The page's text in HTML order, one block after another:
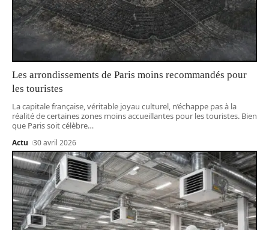
Les arrondissements de Paris moins recommandés pour
les touristes
La capitale française, véritable joyau culturel, n’échappe pas à la
réalité de certaines zones moins accueillantes pour les touristes. Bien
que Paris soit célèbre…
Actu 30 avril 2026